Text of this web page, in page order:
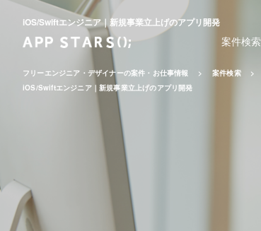
iOS/Swiftエンジニア｜新規事業立上げのアプリ開発
案件検索
フリーエンジニア・デザイナーの案件・お仕事情報 案件検索
iOS/Swiftエンジニア｜新規事業立上げのアプリ開発